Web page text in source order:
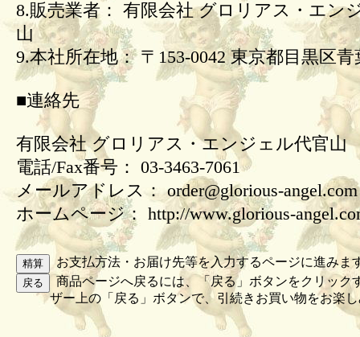
8.販売業者： 有限会社 グロリアス・エン
山
9.本社所在地： 〒153-0042 東京都目黒区青
■連絡先
有限会社 グロリアス・エンジェル代官山
電話/Fax番号： 03-3463-7061
メールアドレス： order@glorious-angel.com
ホームページ： http://www.glorious-
お支払方法・お届け先等を入力するページに進みま
商品ページへ戻るには、「戻る」ボタンをクリック
ザー上の「戻る」ボタンで、引続きお買い物をお楽